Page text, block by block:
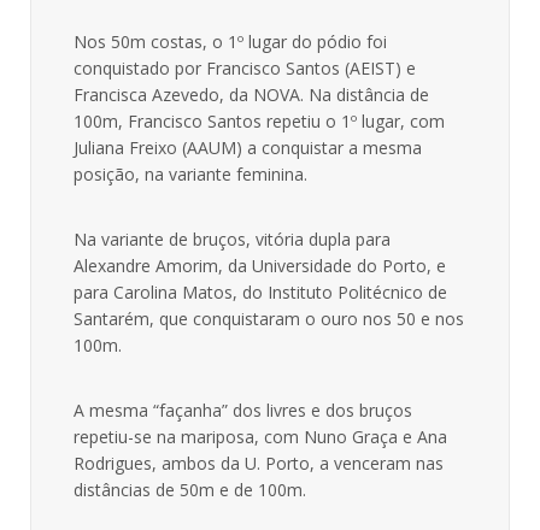
Nos 50m costas, o 1º lugar do pódio foi
conquistado por Francisco Santos (AEIST) e
Francisca Azevedo, da NOVA. Na distância de
100m, Francisco Santos repetiu o 1º lugar, com
Juliana Freixo (AAUM) a conquistar a mesma
posição, na variante feminina.
Na variante de bruços, vitória dupla para
Alexandre Amorim, da Universidade do Porto, e
para Carolina Matos, do Instituto Politécnico de
Santarém, que conquistaram o ouro nos 50 e nos
100m.
A mesma “façanha” dos livres e dos bruços
repetiu-se na mariposa, com Nuno Graça e Ana
Rodrigues, ambos da U. Porto, a venceram nas
distâncias de 50m e de 100m.